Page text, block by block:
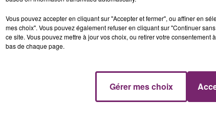
beaucoup plus contagieux.
profondément désolé pour chaque vie
Vous pouvez accepter en cliquant sur "Accepter et fermer", ou affiner en
mes choix". Vous pouvez également refuser en cliquant sur "Continuer
ce site. Vous pouvez mettre à jour vos choix, ou retirer votre consentement
bas de chaque page.
Gérer mes choix